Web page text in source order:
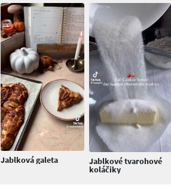
Jablková galeta Jablkové tvarohové
koláčiky